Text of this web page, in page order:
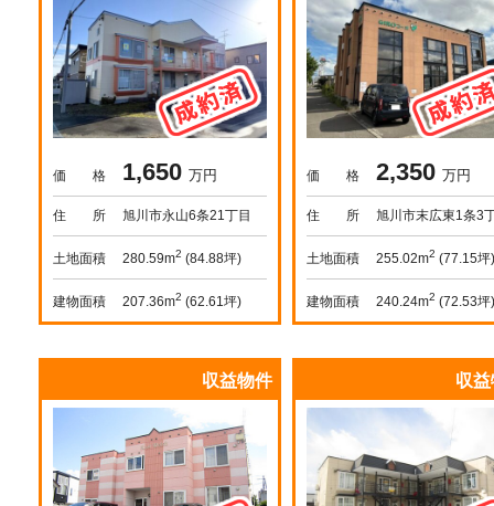
価 格 1,650 万円
住 所 旭川市永山6条21丁目
土地面積 280.59m2 (84.88坪)
建物面積 207.36m2 (62.61坪)
価 格 2,350 万円
住 所 旭川市末広東1条3
土地面積 255.02m2 (77.15坪)
建物面積 240.24m2 (72.53坪)
収益物件 収